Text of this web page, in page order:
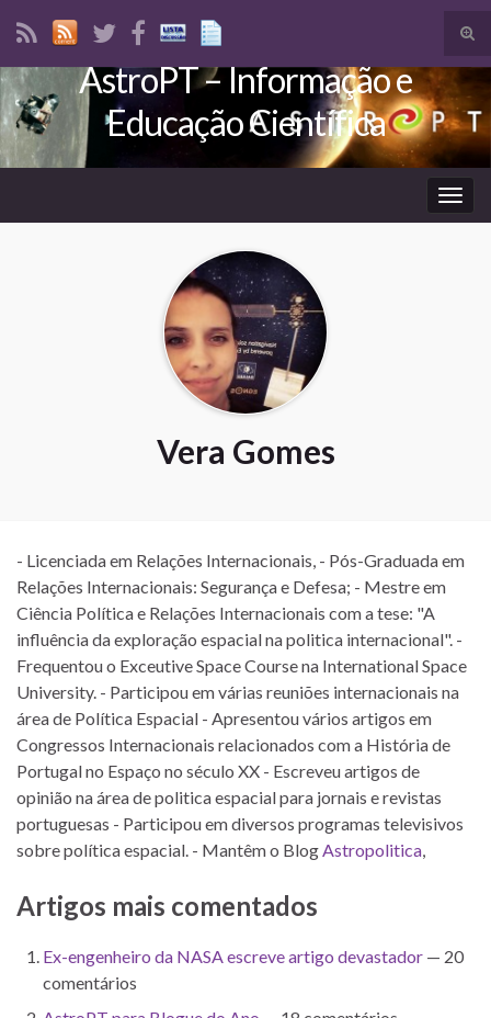
Search for:
AstroPT – Informação e
Educação Científica
Vera Gomes
- Licenciada em Relações Internacionais, - Pós-Graduada em
Relações Internacionais: Segurança e Defesa; - Mestre em
Ciência Política e Relações Internacionais com a tese: "A
influência da exploração espacial na politica internacional". -
Frequentou o Exceutive Space Course na International Space
University. - Participou em várias reuniões internacionais na
área de Política Espacial - Apresentou vários artigos em
Congressos Internacionais relacionados com a História de
Portugal no Espaço no século XX - Escreveu artigos de
opinião na área de politica espacial para jornais e revistas
portuguesas - Participou em diversos programas televisivos
sobre política espacial. - Mantêm o BlogAstropolitica,
Artigos mais comentados
Ex-engenheiro da NASA escreve artigo devastador — 20
comentários